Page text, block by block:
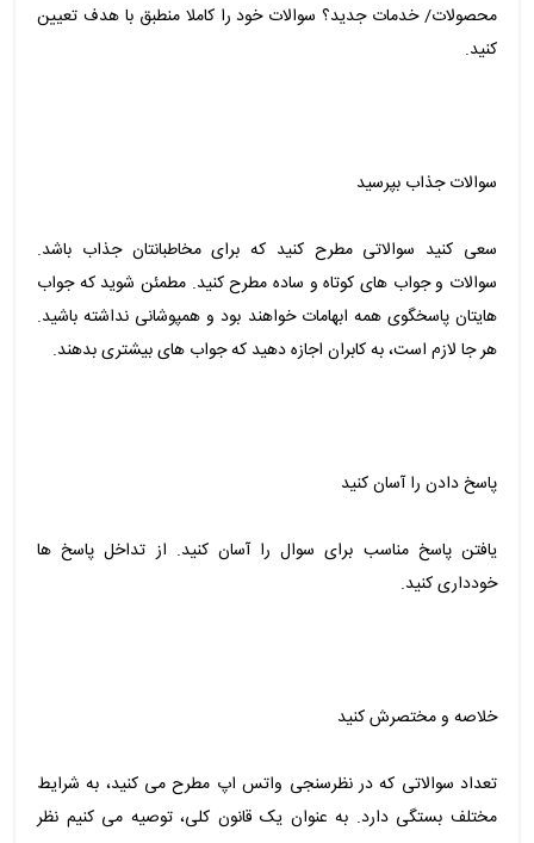
محصولات/ خدمات جدید؟ سوالات خود را کاملا منطبق با هدف تعیین
کنید.
سوالات جذاب بپرسید
سعی کنید سوالاتی مطرح کنید که برای مخاطبانتان جذاب باشد.
سوالات و جواب های کوتاه و ساده مطرح کنید. مطمئن شوید که جواب
هایتان پاسخگوی همه ابهامات خواهند بود و همپوشانی نداشته باشید.
هر جا لازم است، به کابران اجازه دهید که جواب های بیشتری بدهند.
پاسخ دادن را آسان کنید
یافتن پاسخ مناسب برای سوال را آسان کنید. از تداخل پاسخ ها
خودداری کنید.
خلاصه و مختصرش کنید
تعداد سوالاتی که در نظرسنجی واتس اپ مطرح می کنید، به شرایط
مختلف بستگی دارد. به عنوان یک قانون کلی، توصیه می کنیم نظر